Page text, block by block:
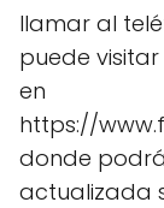
llamar al
puede
en
https://
donde
actualizada